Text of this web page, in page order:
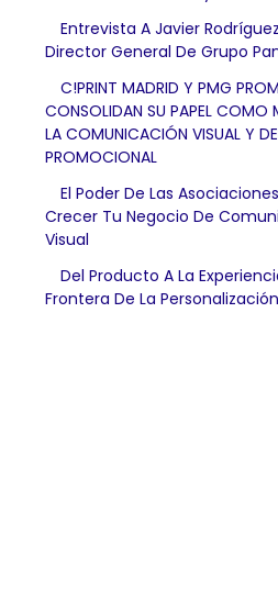
Entrevista A Javier
Director General De Grupo
C!PRINT MADRID Y PMG
CONSOLIDAN SU PAPEL COMO
LA COMUNICACIÓN VISUAL Y
PROMOCIONAL
El Poder De Las
Crecer Tu Negocio De
Visual
Del Producto A La
Frontera De La Personalización